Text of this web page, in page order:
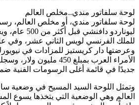
لوحة سلفاتور مندي..مخلص العالم
لوحة سلفاتور مندي، أو مخلص العالم،
ليوناردو
وعرضتها دار كريستيز للمزادات في
الأمراء العرب بمبلغ 450
جديدًا في قائمة أغلى الرسومات الفنية
وتمثل اللوحة السيد المسيح في وضعية
العالم وهي الوضعية التي يتخذها يسوع